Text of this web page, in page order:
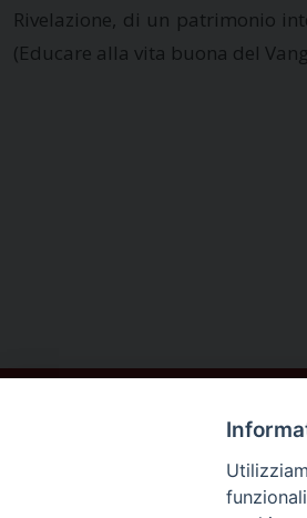
Rivelazione, di un patrimonio
(Educare alla vita buona del